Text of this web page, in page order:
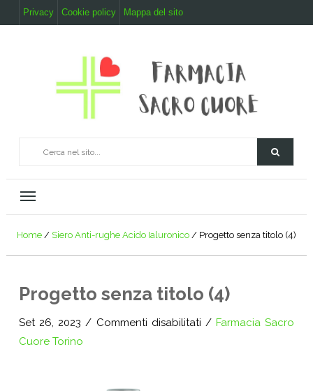
Privacy Cookie policy Mappa del sito
Home / Siero Anti-rughe Acido Ialuronico / Progetto senza titolo (4)
Progetto senza titolo (4)
Set 26, 2023 / Commenti disabilitatisu
/ Farmacia Sacro
Cuore Torino